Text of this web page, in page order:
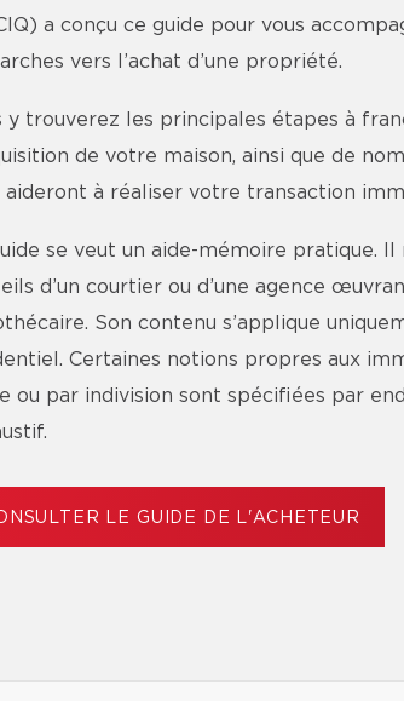
a conçu ce guide pour vous
vers l’achat d’une propriété.
y trouverez les principales étapes à
de votre maison, ainsi que de
aideront à réaliser votre transaction
se veut un aide-mémoire pratique.
d’un courtier ou d’une agence
Son contenu s’applique
Certaines notions propres aux
ou par indivision sont spécifiées par
LE GUIDE DE L'ACHETEUR